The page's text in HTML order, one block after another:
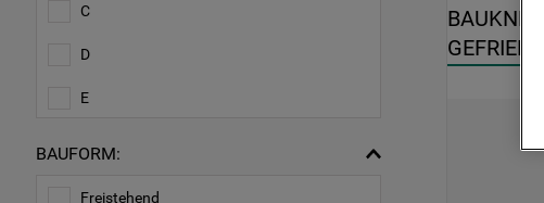
C
D
E
BAUFORM:
Freistehend